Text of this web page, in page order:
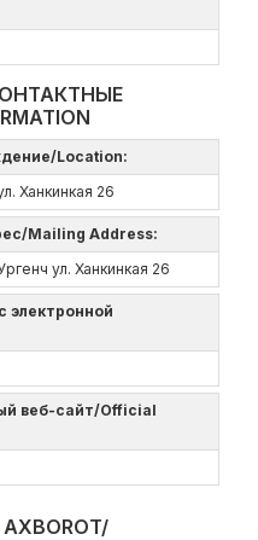
Location:
Ханкинкая 26
Mailing Address:
ул. Ханкинкая 26
электронной
веб-сайт/Official
AXBOROT/